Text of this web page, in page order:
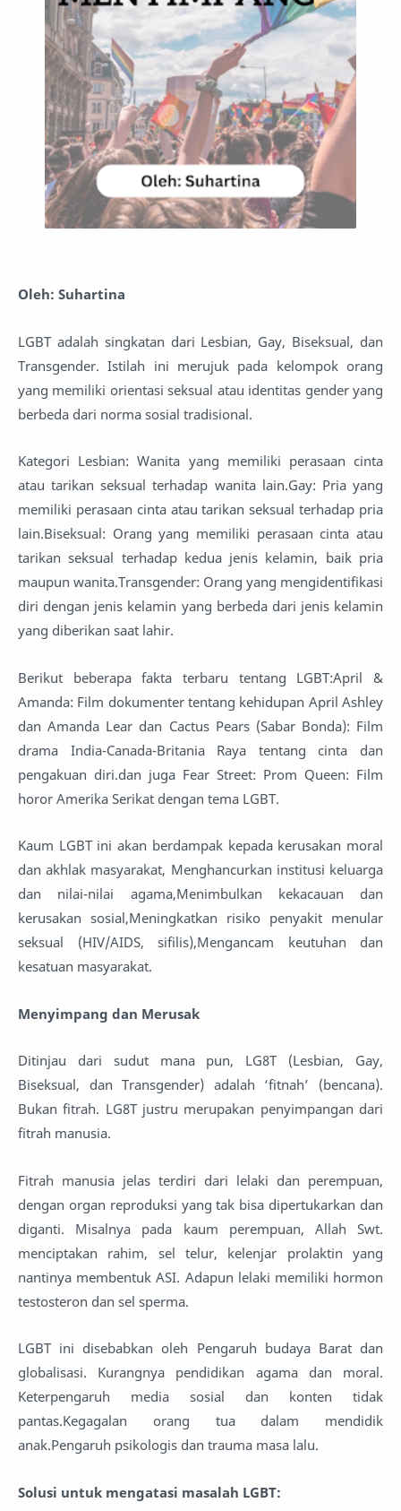
Oleh: Suhartina
LGBT adalah singkatan dari Lesbian, Gay, Biseksual, dan
Transgender. Istilah ini merujuk pada kelompok orang
yang memiliki orientasi seksual atau identitas gender yang
berbeda dari norma sosial tradisional.
Kategori Lesbian: Wanita yang memiliki perasaan cinta
atau tarikan seksual terhadap wanita lain.Gay: Pria yang
memiliki perasaan cinta atau tarikan seksual terhadap pria
lain.Biseksual: Orang yang memiliki perasaan cinta atau
tarikan seksual terhadap kedua jenis kelamin, baik pria
maupun wanita.Transgender: Orang yang mengidentifikasi
diri dengan jenis kelamin yang berbeda dari jenis kelamin
yang diberikan saat lahir.
Berikut beberapa fakta terbaru tentang LGBT:April &
Amanda: Film dokumenter tentang kehidupan April Ashley
dan Amanda Lear dan Cactus Pears (Sabar Bonda): Film
drama India-Canada-Britania Raya tentang cinta dan
pengakuan diri.dan juga Fear Street: Prom Queen: Film
horor Amerika Serikat dengan tema LGBT.
Kaum LGBT ini akan berdampak kepada kerusakan moral
dan akhlak masyarakat, Menghancurkan institusi keluarga
dan nilai-nilai agama,Menimbulkan kekacauan dan
kerusakan sosial,Meningkatkan risiko penyakit menular
seksual (HIV/AIDS, sifilis),Mengancam keutuhan dan
kesatuan masyarakat.
Menyimpang dan Merusak
Ditinjau dari sudut mana pun, LG8T (Lesbian, Gay,
Biseksual, dan Transgender) adalah ‘fitnah’ (bencana).
Bukan fitrah. LG8T justru merupakan penyimpangan dari
fitrah manusia.
Fitrah manusia jelas terdiri dari lelaki dan perempuan,
dengan organ reproduksi yang tak bisa dipertukarkan dan
diganti. Misalnya pada kaum perempuan, Allah Swt.
menciptakan rahim, sel telur, kelenjar prolaktin yang
nantinya membentuk ASI. Adapun lelaki memiliki hormon
testosteron dan sel sperma.
LGBT ini disebabkan oleh Pengaruh budaya Barat dan
globalisasi. Kurangnya pendidikan agama dan moral.
Keterpengaruh media sosial dan konten tidak
pantas.Kegagalan orang tua dalam mendidik
anak.Pengaruh psikologis dan trauma masa lalu.
Solusi untuk mengatasi masalah LGBT: